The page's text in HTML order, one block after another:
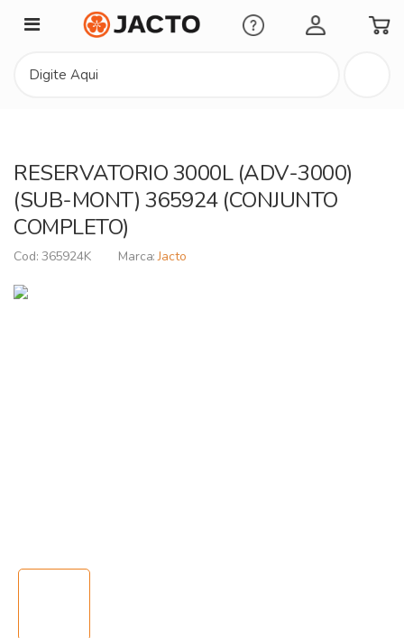
Minha Conta
RESERVATORIO 3000L (ADV-3000)
(SUB-MONT) 365924 (CONJUNTO
COMPLETO)
365924K Jacto